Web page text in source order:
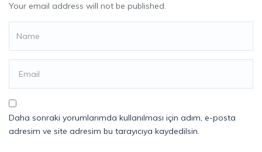
Your email address will not be published.
Daha sonraki yorumlarımda kullanılması için adım, e-posta
adresim ve site adresim bu tarayıcıya kaydedilsin.